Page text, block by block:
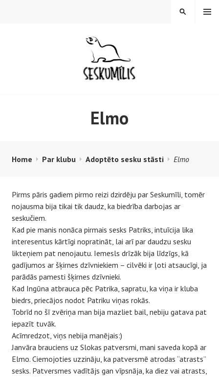
MENU
S
Elmo
Home Par klubu Adoptēto sesku stāsti Elmo
Pirms pāris gadiem pirmo reizi dzirdēju par Seskumīli, tomēr
nojausma bija tikai tik daudz, ka biedrība darbojas ar
seskučiem.
Kad pie manis nonāca pirmais sesks Patriks, intuīcija lika
interesentus kārtīgi nopratināt, lai arī par daudzu sesku
likteņiem pat nenojautu. Iemesls drīzāk bija līdzīgs, kā
gadījumos ar šķirnes dzīvniekiem – cilvēki ir ļoti atsaucīgi, ja
parādās pamesti šķirnes dzīvnieki.
Kad Ingūna atbrauca pēc Patrika, sapratu, ka viņa ir kluba
biedrs, priecājos nodot Patriku viņas rokās.
Tobrīd no šī zvēriņa man bija mazliet bail, nebiju gatava pat
iepazīt tuvāk.
Acīmredzot, viņs nebija manējais:)
Janvāra brauciens uz Slokas patversmi, mani saveda kopā ar
Elmo. Ciemojoties uzzināju, ka patversmē atrodas “atrasts”
sesks. Patversmes vadītājs gan vīpsnāja, ka diez vai atrasts,